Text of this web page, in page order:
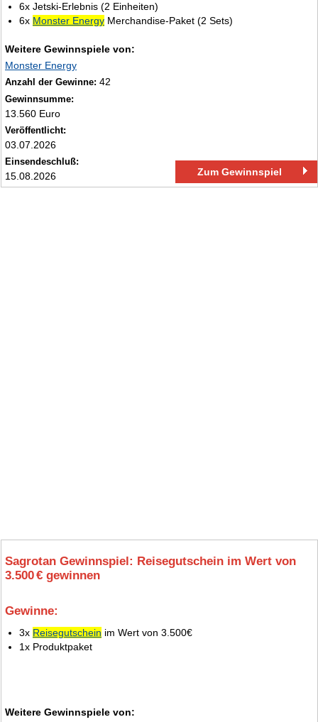
6x Jetski‑Erlebnis (2 Einheiten)
6x Monster Energy Merchandise‑Paket (2 Sets)
Weitere Gewinnspiele von:
Monster Energy
Anzahl der Gewinne: 42
Gewinnsumme:
13.560 Euro
Veröffentlicht:
03.07.2026
Einsendeschluß:
15.08.2026 Zum Gewinnspiel
Sagrotan Gewinnspiel: Reisegutschein im Wert von
3.500 € gewinnen
Gewinne:
3x Reisegutschein im Wert von 3.500€
1x Produktpaket
Weitere Gewinnspiele von: